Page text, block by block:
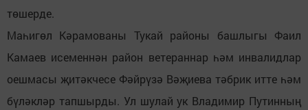
төшерде.
Маһигөл Кәрамованы Тукай районы башлыгы Фаил
Камаев исеменнән район ветераннар һәм инвалидлар
оешмасы җитәкчесе Фәйрүзә Вәҗиева тәбрик итте һәм
бүләкләр тапшырды. Ул шулай ук Владимир Путинның